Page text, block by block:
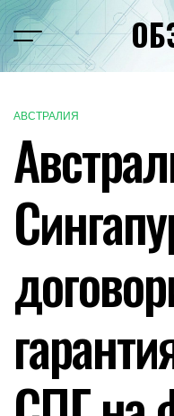
Перейти
к
содержимому
Меню
ОПУБЛИКОВАНО
АВСТРАЛИЯ